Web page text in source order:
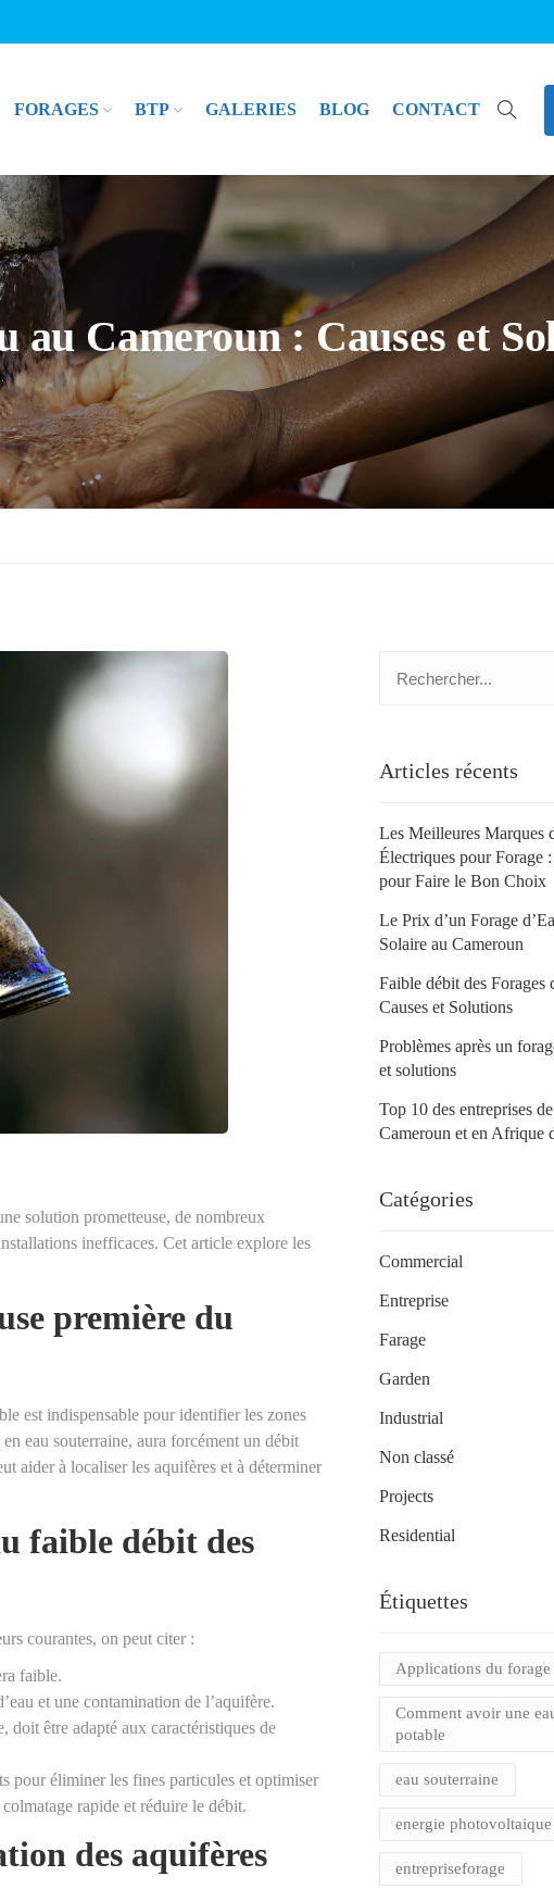
FORAGES BTP GALERIES BLOG CONTACT
au Cameroun : Causes et
solution prometteuse, de nombreux
inefficaces. Cet article explore les
première du
est indispensable pour identifier les zones
eau souterraine, aura forcément un débit
aider à localiser les aquifères et à déterminer
faible débit des
courantes, on peut citer :
faible.
et une contamination de l’aquifère.
doit être adapté aux caractéristiques de
pour éliminer les fines particules et optimiser
rapide et réduire le débit.
des aquifères
Articles récents
Les Meilleures Marques
Électriques pour Forage
pour Faire le Bon Choix
Le Prix d’un Forage
Solaire au Cameroun
Faible débit des Forages
Causes et Solutions
Problèmes après un
et solutions
Top 10 des entreprises
Cameroun et en Afrique
Catégories
Commercial
Entreprise
Farage
Garden
Industrial
Non classé
Projects
Residential
Étiquettes
Applications du forage
Comment avoir une
potable
eau souterraine
energie photovoltaique
entrepriseforage